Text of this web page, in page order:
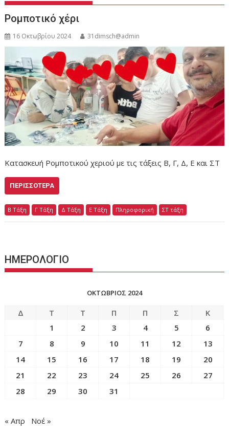
Ρομποτικό χέρι
16 Οκτωβρίου 2024 31dimsch@admin
Κατασκευή Ρομποτικού χεριού με τις τάξεις Β, Γ, Δ, Ε και ΣΤ
ΠΕΡΙΣΣΌΤΕΡΑ
Β Τάξη Γ Τάξη Δ Τάξη Ε Τάξη Πληροφορική ΣΤ τάξη
ΗΜΕΡΟΛΟΓΙΟ
ΟΚΤΏΒΡΙΟΣ 2024
Δ Τ Τ Π Π Σ
Κ
1
2 3 4 5
6
7
8 9 10 11 12
13
14
15 16 17 18 19
20
21
22 23 24 25 26
27
28
29 30 31
« Απρ Νοέ »